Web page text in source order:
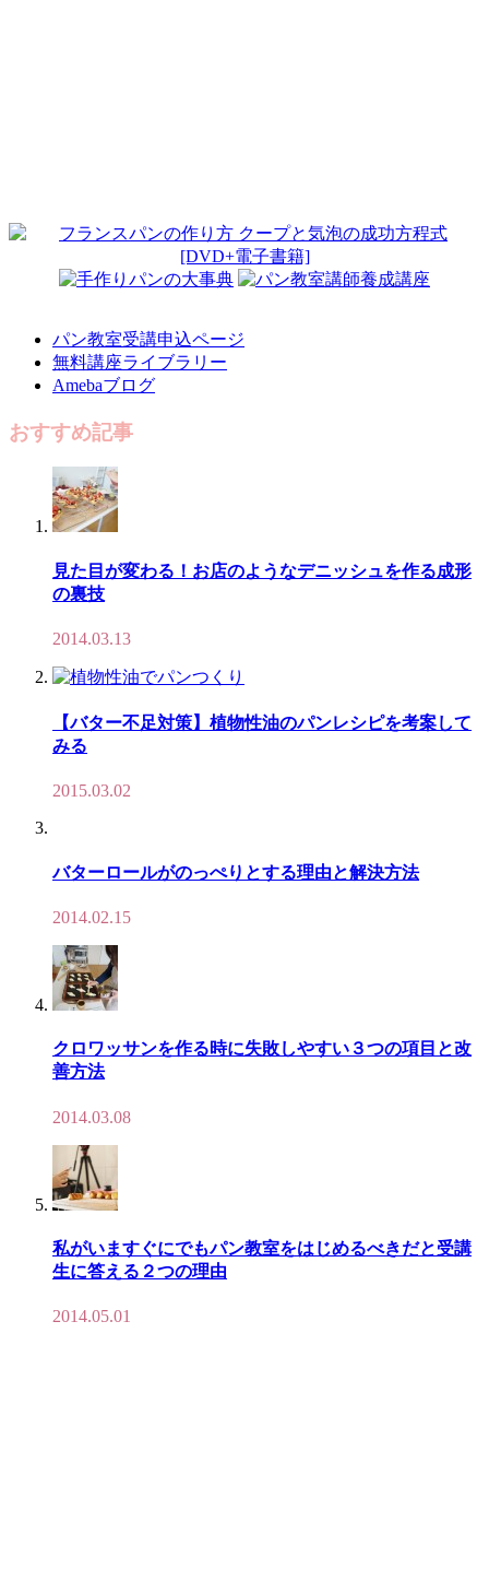
パン教室受講申込ページ
無料講座ライブラリー
Amebaブログ
おすすめ記事
見た目が変わる！お店のようなデニッシュを作る成形
の裏技
2014.03.13
【バター不足対策】植物性油のパンレシピを考案して
みる
2015.03.02
バターロールがのっぺりとする理由と解決方法
2014.02.15
クロワッサンを作る時に失敗しやすい３つの項目と改
善方法
2014.03.08
私がいますぐにでもパン教室をはじめるべきだと受講
生に答える２つの理由
2014.05.01